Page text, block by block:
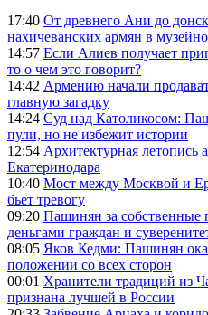
17:40 От древнего Ани до
нахичеванских армян в
14:57 Если Алиев получает
то о чем это говорит?
14:42 Армению начали
главную загадку
14:24 Суд над Католикосом:
пули, но не избежит истории
12:54 Архитектурная
Екатеринодара
10:40 Мост между Москвой и
бьет тревогу
09:20 Пашинян за собственные
деньгами граждан и
08:05 Яков Кедми: Пашинян
положении со всех сторон
00:01 Хранители традиций из
признана лучшей в России